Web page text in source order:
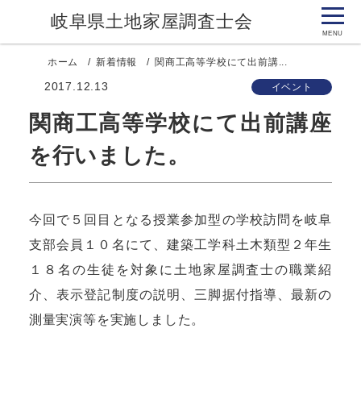
岐阜県土地家屋調査士会
ホーム 新着情報 関商工高等学校にて出前講...
2017.12.13 イベント
関商工高等学校にて出前講座
を行いました。
今回で５回目となる授業参加型の学校訪問を岐阜
支部会員１０名にて、建築工学科土木類型２年生
１８名の生徒を対象に土地家屋調査士の職業紹
介、表示登記制度の説明、三脚据付指導、最新の
測量実演等を実施しました。